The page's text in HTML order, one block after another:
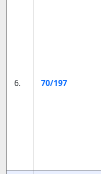
6. 70/197